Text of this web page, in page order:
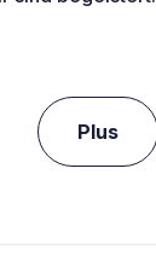
Plus